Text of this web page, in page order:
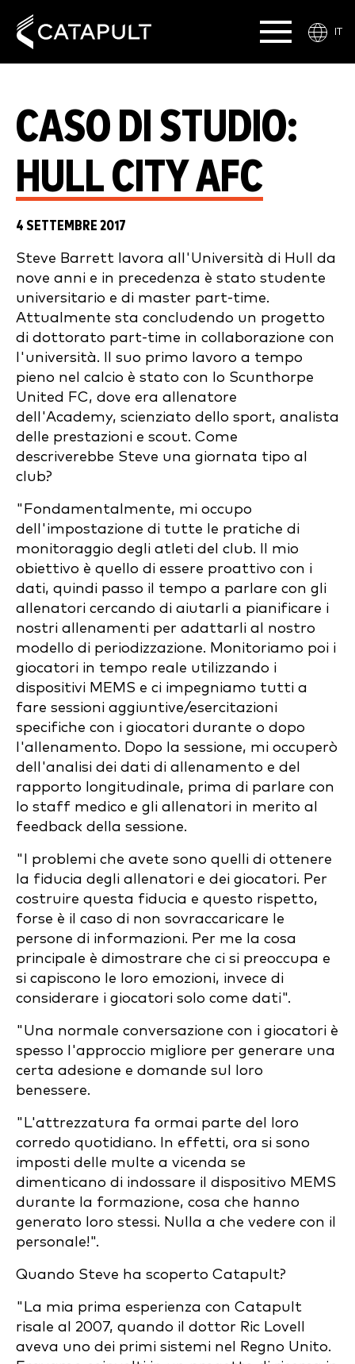
IT
CASO DI STUDIO:
HULL CITY AFC
4 SETTEMBRE 2017
Steve Barrett lavora all'Università di Hull da
nove anni e in precedenza è stato studente
universitario e di master part-time.
Attualmente sta concludendo un progetto
di dottorato part-time in collaborazione con
l'università. Il suo primo lavoro a tempo
pieno nel calcio è stato con lo Scunthorpe
United FC, dove era allenatore
dell'Academy, scienziato dello sport, analista
delle prestazioni e scout. Come
descriverebbe Steve una giornata tipo al
club?
"Fondamentalmente, mi occupo
dell'impostazione di tutte le pratiche di
monitoraggio degli atleti del club. Il mio
obiettivo è quello di essere proattivo con i
dati, quindi passo il tempo a parlare con gli
allenatori cercando di aiutarli a pianificare i
nostri allenamenti per adattarli al nostro
modello di periodizzazione. Monitoriamo poi i
giocatori in tempo reale utilizzando i
dispositivi MEMS e ci impegniamo tutti a
fare sessioni aggiuntive/esercitazioni
specifiche con i giocatori durante o dopo
l'allenamento. Dopo la sessione, mi occuperò
dell'analisi dei dati di allenamento e del
rapporto longitudinale, prima di parlare con
lo staff medico e gli allenatori in merito al
feedback della sessione.
"I problemi che avete sono quelli di ottenere
la fiducia degli allenatori e dei giocatori. Per
costruire questa fiducia e questo rispetto,
forse è il caso di non sovraccaricare le
persone di informazioni. Per me la cosa
principale è dimostrare che ci si preoccupa e
si capiscono le loro emozioni, invece di
considerare i giocatori solo come dati".
"Una normale conversazione con i giocatori è
spesso l'approccio migliore per generare una
certa adesione e domande sul loro
benessere.
"L'attrezzatura fa ormai parte del loro
corredo quotidiano. In effetti, ora si sono
imposti delle multe a vicenda se
dimenticano di indossare il dispositivo MEMS
durante la formazione, cosa che hanno
generato loro stessi. Nulla a che vedere con il
personale!".
Quando Steve ha scoperto Catapult?
"La mia prima esperienza con Catapult
risale al 2007, quando il dottor Ric Lovell
aveva uno dei primi sistemi nel Regno Unito.